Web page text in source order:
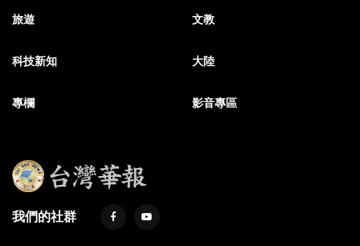
旅遊 文教
科技新知 大陸
專欄 影音專區
我們的社群